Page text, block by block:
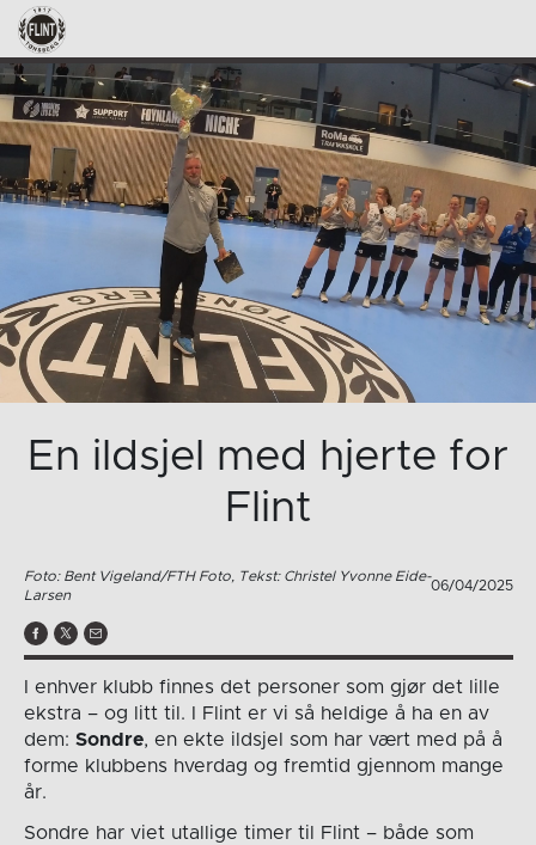
En ildsjel med hjerte for
Flint
Foto: Bent Vigeland/FTH Foto, Tekst: Christel Yvonne Eide-
Larsen
06/04/2025
I enhver klubb finnes det personer som gjør det lille
ekstra – og litt til. I Flint er vi så heldige å ha en av
dem: Sondre, en ekte ildsjel som har vært med på å
forme klubbens hverdag og fremtid gjennom mange
år.
Sondre har viet utallige timer til Flint – både som